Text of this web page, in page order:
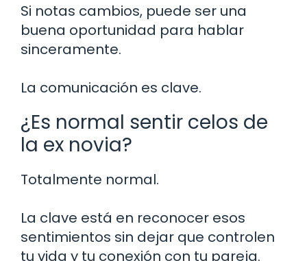
Si notas cambios, puede ser una
buena oportunidad para hablar
sinceramente.
La comunicación es clave.
¿Es normal sentir celos de
la ex novia?
Totalmente normal.
La clave está en reconocer esos
sentimientos sin dejar que controlen
tu vida y tu conexión con tu pareja.